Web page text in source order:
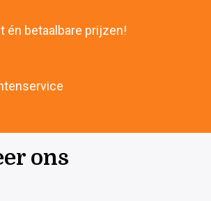
én betaalbare prijzen!
ons